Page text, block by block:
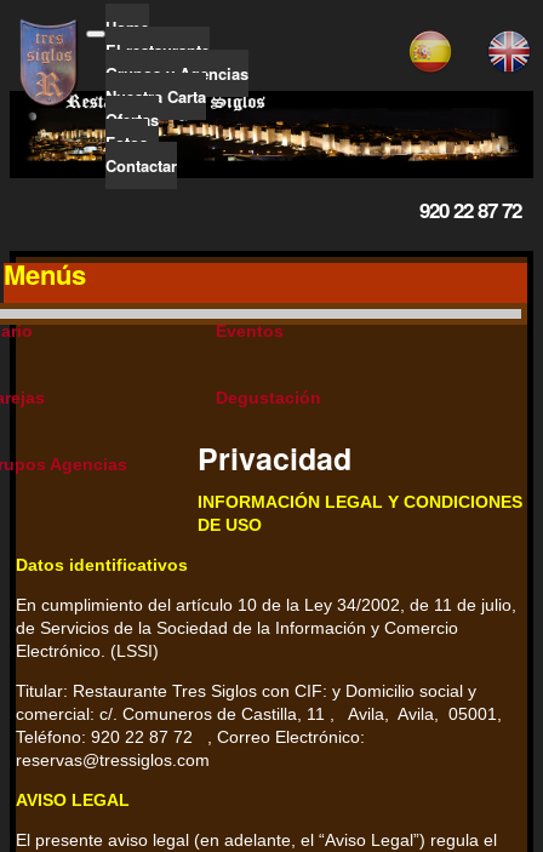
Home
El restaurante
Grupos y Agencias
Nuestra Carta
Ofertas
Fotos
Contactar
920 22 87 72
Menús
Eventos
Degustación
Agencias Privacidad
INFORMACIÓN LEGAL Y CONDICIONES
DE USO
Datos identificativos
En cumplimiento del artículo 10 de la Ley 34/2002, de 11 de julio,
de Servicios de la Sociedad de la Información y Comercio
Electrónico. (LSSI)
Titular: Restaurante Tres Siglos con CIF: y Domicilio social y
comercial: c/. Comuneros de Castilla, 11 , Avila, Avila, 05001,
Teléfono: 920 22 87 72 , Correo Electrónico:
reservas@tressiglos.com
AVISO LEGAL
El presente aviso legal (en adelante, el “Aviso Legal”) regula el